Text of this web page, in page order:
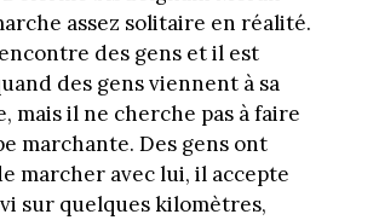
assez solitaire en réalité.
des gens et il est
des gens viennent à sa
mais il ne cherche pas à faire
marchante. Des gens ont
marcher avec lui, il accepte
sur quelques kilomètres,